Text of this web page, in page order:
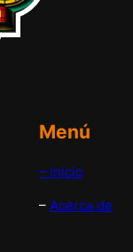
Menú
– Inicio
– Acerca de